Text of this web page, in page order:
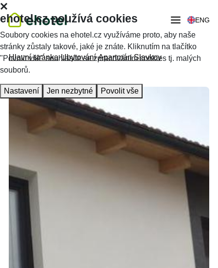
ENG
Hlavní stránka Ubytování Apartmán Slavkov
ehotel.cz používá cookies
Soubory cookies na ehotel.cz využíváme proto, aby naše
stránky zůstaly takové, jaké je znáte. Kliknutím na tlačítko
"Povolit vše" souhlasíte se zpracováním cookies tj. malých
souborů.
Nastavení Jen nezbytné Povolit vše